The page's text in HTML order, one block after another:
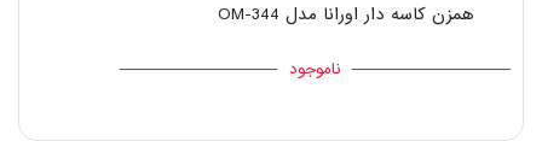
همزن کاسه دار اورانا مدل OM-344
ناموجود